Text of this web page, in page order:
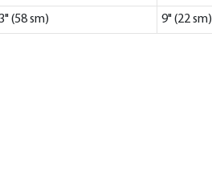
(58 sm) 9" (22 sm)